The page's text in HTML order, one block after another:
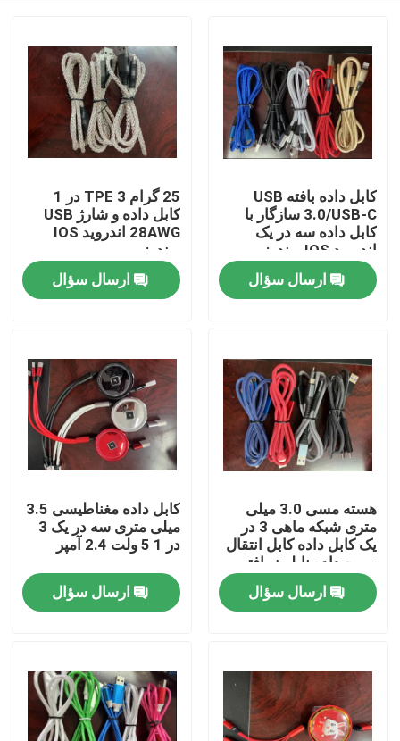
صفحه اصلی
محصولات
درباره ما
تور کارخانه
کنترل کیفیت
با ما تماس بگیرید
لباس مد استفاده شده
لباس بچه گانه اولیه
کابل داده بافته USB
3.0/USB-C سازگار با
کابل داده سه در یک
اندروید IOS ویندوز
ارسال سؤال
25 گرام TPE 3 در 1
کابل داده و شارژ USB
28AWG اندروید IOS
ویندوز
ارسال سؤال
هسته مسی 3.0 میلی
متری شبکه ماهی 3 در
یک کابل داده کابل انتقال
سریع داده نایلون بافته
شده
ارسال سؤال
کابل داده مغناطیسی 3.5
میلی متری سه در یک 3
در 1 5 ولت 2.4 آمپر
ارسال سؤال